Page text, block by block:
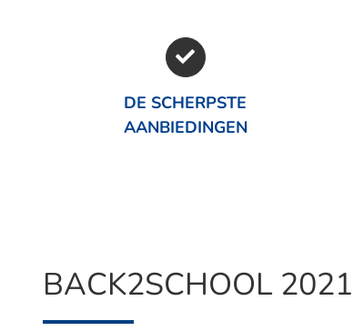
DE SCHERPSTE
AANBIEDINGEN
BACK2SCHOOL 2021